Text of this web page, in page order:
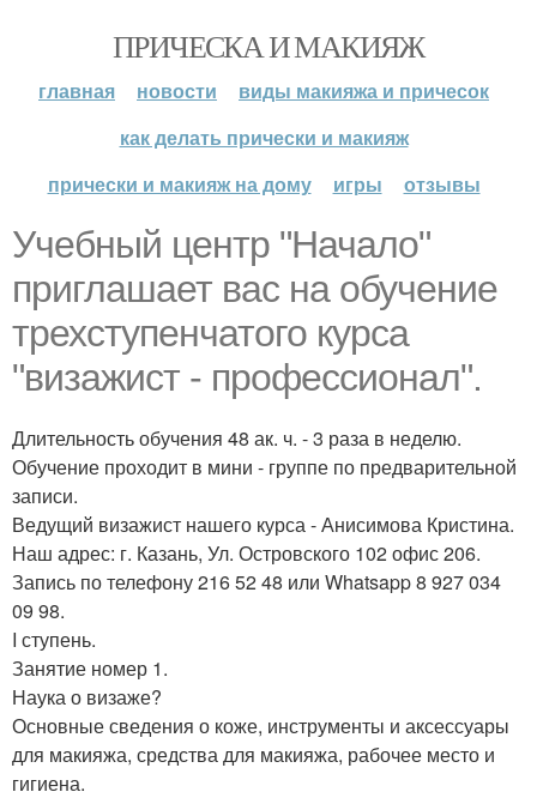
ПРИЧЕСКА И МАКИЯЖ
главная новости
виды макияжа и причесок
как делать прически и макияж
прически и макияж на дому
игры отзывы
Учебный центр "Начало"
приглашает вас на обучение
трехступенчатого курса
"визажист - профессионал".
Длительность обучения 48 ак. ч. - 3 раза в неделю.
Обучение проходит в мини - группе по предварительной
записи.
Ведущий визажист нашего курса - Анисимова Кристина.
Наш адрес: г. Казань, Ул. Островского 102 офис 206.
Запись по телефону 216 52 48 или Whatsapp 8 927 034
09 98.
I ступень.
Занятие номер 1.
Наука о визаже?
Основные сведения о коже, инструменты и аксессуары
для макияжа, средства для макияжа, рабочее место и
гигиена.